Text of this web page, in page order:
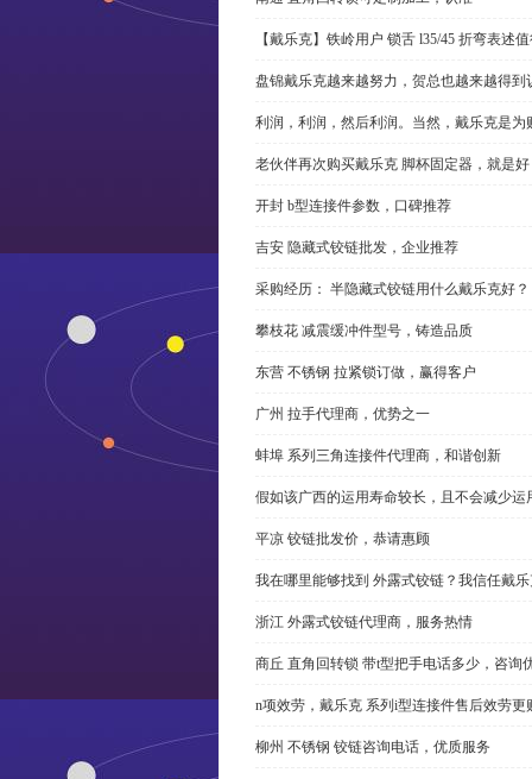
【戴乐克】铁岭用户 锁舌 l35/45 折弯表述
盘锦戴乐克越来越努力，贺总也越来越得到
利润，利润，然后利润。当然，戴乐克是为
老伙伴再次购买戴乐克 脚杯固定器，就是
开封 b型连接件参数，口碑推荐
吉安 隐藏式铰链批发，企业推荐
采购经历： 半隐藏式铰链用什么戴乐克好？
攀枝花 减震缓冲件型号，铸造品质
东营 不锈钢 拉紧锁订做，赢得客户
广州 拉手代理商，优势之一
蚌埠 系列三角连接件代理商，和谐创新
假如该广西的运用寿命较长，且不会减少
平凉 铰链批发价，恭请惠顾
我在哪里能够找到 外露式铰链？我信任戴
浙江 外露式铰链代理商，服务热情
商丘 直角回转锁 带t型把手电话多少，咨询
n项效劳，戴乐克 系列i型连接件售后效劳更
柳州 不锈钢 铰链咨询电话，优质服务